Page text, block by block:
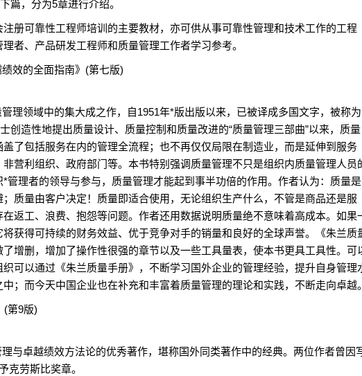
篇，分为5章进行介绍。
可靠性工程师培训的主要教材，亦可供从事可靠性管理和技术工作的工程
者、产品研发工程师和质量管理工作者学习参考。
效的全面指南》(第七版)
领域中的集大成之作，自1951年*版出版以来，已被译成多国文字，被称为
创造性地提出质量设计、质量控制和质量改进的“质量管理三部曲”以来，质量
了包括服务在内的管理全流程；也不再仅仅局限在制造业，而是延伸到服务
营利组织、政府部门等。本书特别强调质量管理不只是组织内质量管理人员
管理者的领导与参与，质量管理才能起到事半功倍的作用。作者认为：质量是
质量由客户决定！质量即适合使用，无论组织生产什么，不管是商品还是服
返工、浪费、抱怨等问题。作者还用数据说明质量绝不意味着高成本。如果
获得可持续的财务效益、优于竞争对手的销量和良好的全球声誉。《朱兰质
增删，增加了操作性很强的章节以及一些工具量表，使本书更具工具性。可
可以通过《朱兰质量手册》，不断学习国外企业的管理经验，提升自身管理
；而今天中国企业也在补充和丰富着质量管理的理论和实践，不断走向卓越。
(第9版)
卓越绩效方法论的优秀著作，堪称国外同类著作中的经典。两位作者曾因
克劳斯比奖章。